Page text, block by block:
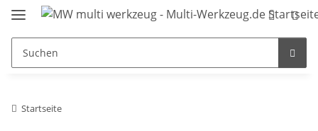
Startseite